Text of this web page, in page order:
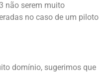
não serem muito
no caso de um piloto
domínio, sugerimos que